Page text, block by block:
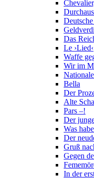
Das
Le ›Lied‹
Waffe
Wir im
Bella
Der
Alte
Pars –!
Der
Was
Der
Gruß
Gegen
In der